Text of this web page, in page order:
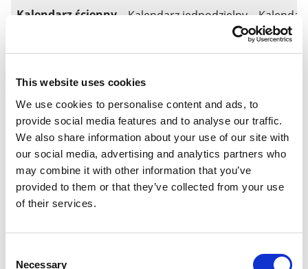
This website uses cookies
We use cookies to personalise content and ads, to
provide social media features and to analyse our traffic.
We also share information about your use of our site with
our social media, advertising and analytics partners who
may combine it with other information that you’ve
provided to them or that they’ve collected from your use
of their services.
Necessary
Kalendarz ścienny Kalendarz jednodzielny
A4 (21x30cm) pion i poziom
Liczba stron 13 kart
Rodzaj
papieru
Kredowy papier, gramatura 170 g/m2
Kalendarium Od dowolnego miesiąca